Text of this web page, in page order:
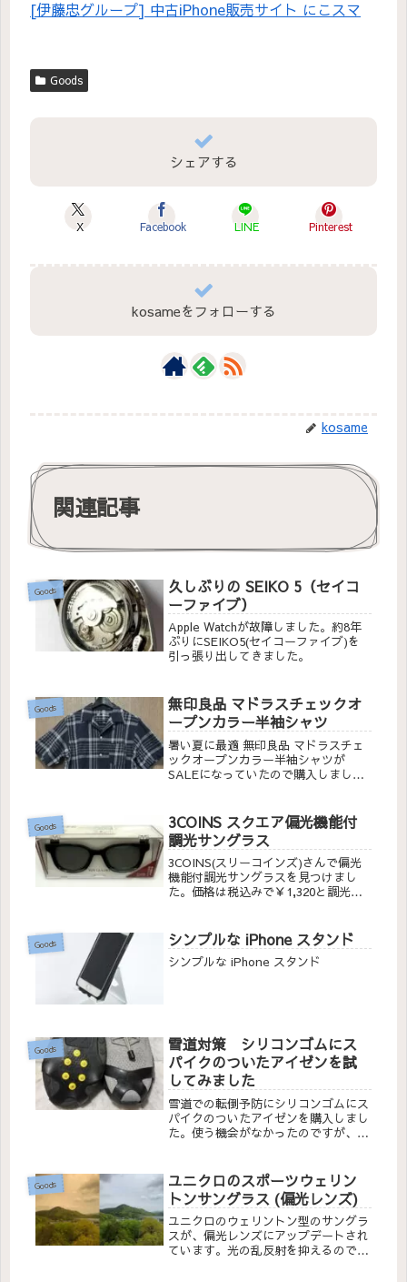
[伊藤忠グループ] 中古iPhone販売サイト にこスマ
Goods
シェアする
X Facebook LINE Pinterest
kosameをフォローする
kosame
関連記事
Goods
久しぶりの SEIKO 5（セイコ
ーファイブ）
Apple Watchが故障しました。約8年
ぶりにSEIKO5(セイコーファイブ)を
引っ張り出してきました。
Goods
無印良品 マドラスチェックオ
ープンカラー半袖シャツ
暑い夏に最適 無印良品 マドラスチェ
ックオープンカラー半袖シャツが
SALEになっていたので購入しまし
Goods
3COINS スクエア偏光機能付
調光サングラス
3COINS(スリーコインズ)さんで偏光
機能付調光サングラスを見つけまし
た。価格は税込みで￥1,320と調光機
は購入しませんが、さらに調光機能が
プラスされていますので試しに購入し
てみました。
Goods シンプルな iPhone スタンド
シンプルな iPhone スタンド
Goods
雪道対策 シリコンゴムにス
パイクのついたアイゼンを試
してみました
雪道での転倒予防にシリコンゴムにス
パイクのついたアイゼンを購入しまし
た。使う機会がなかったのですが、今
Goods
ユニクロのスポーツウェリン
トンサングラス (偏光レンズ)
ユニクロのウェリントン型のサングラ
スが、偏光レンズにアップデートされ
ています。光の乱反射を抑えるので、